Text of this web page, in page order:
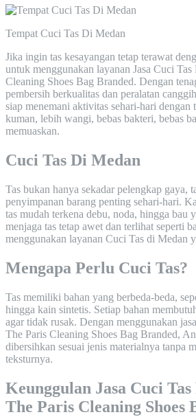
Tempat Cuci Tas Di Medan
Jika ingin tas kesayangan tetap terawat
untuk menggunakan layanan Jasa Cuci
Cleaning Shoes Bag Branded. Dengan
pembersih berkualitas dan peralatan
siap menemani aktivitas sehari-hari dengan
kuman, lebih wangi, bebas bakteri, bebas
memuaskan.
Cuci Tas Di Medan
Tas bukan hanya sekadar pelengkap gaya,
penyimpanan barang penting sehari-hari.
tas mudah terkena debu, noda, hingga bau
menjaga tas tetap awet dan terlihat seperti
menggunakan layanan Cuci Tas di Medan
Mengapa Perlu Cuci Tas?
Tas memiliki bahan yang berbeda-beda,
hingga kain sintetis. Setiap bahan
agar tidak rusak. Dengan menggunakan
The Paris Cleaning Shoes Bag Branded,
dibersihkan sesuai jenis materialnya tanpa
teksturnya.
Keunggulan Jasa Cuci
The Paris Cleaning Shoes